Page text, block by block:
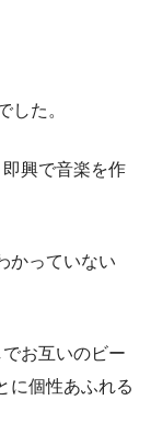
した。
興で音楽を作
かっていない
お互いのビー
に個性あふれる